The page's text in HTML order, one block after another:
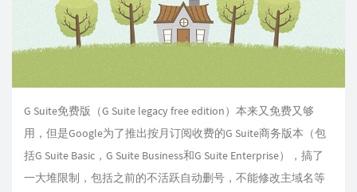
G Suite免费版（G Suite legacy free edition）本来又免费又够
用，但是Google为了推出按月订阅收费的G Suite商务版本（包
括G Suite Basic，G Suite Business和G Suite Enterprise），搞了
一大堆限制，包括之前的不活跃自动删号，不能修改主域名等